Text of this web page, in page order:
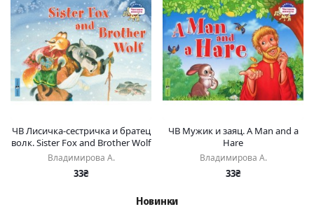
ЧВ Лисичка-сестричка и братец
волк. Sister Fox and Brother Wolf
Владимирова А.
33₴
ЧВ Мужик и заяц. A Man and a
Hare
Владимирова А.
33₴
Новинки